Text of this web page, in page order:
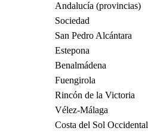
Andalucía (provincias)
Sociedad
San Pedro Alcántara
Estepona
Benalmádena
Fuengirola
Rincón de la Victoria
Vélez-Málaga
Costa del Sol Occidental